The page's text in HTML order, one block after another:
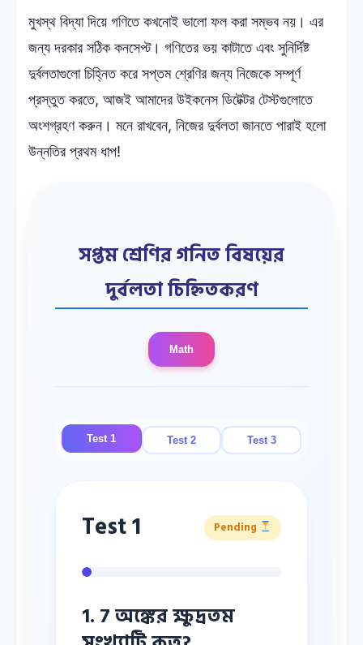
মুখস্থ বিদ্যা দিয়ে গণিতে কখনোই ভালো ফল করা সম্ভব নয়। এর
জন্য দরকার সঠিক কনসেপ্ট। গণিতের ভয় কাটাতে এবং সুনির্দিষ্ট
দুর্বলতাগুলো চিহ্নিত করে সপ্তম শ্রেণির জন্য নিজেকে সম্পূর্ণ
প্রস্তুত করতে, আজই আমাদের উইকনেস ডিটেক্টর টেস্টগুলোতে
অংশগ্রহণ করুন। মনে রাখবেন, নিজের দুর্বলতা জানতে পারাই হলো
উন্নতির প্রথম ধাপ!
সপ্তম শ্রেণির গনিত বিষয়ের
দুর্বলতা চিহ্নিতকরণ
Math
Test 1 Test 2 Test 3
Test 1 Pending
1. 7 অঙ্কের ক্ষুদ্রতম